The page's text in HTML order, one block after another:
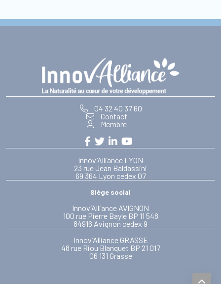
Innov’Alliance LYON
23 rue Jean Baldassini
69 364 Lyon cedex 07
Siège social
Innov’Alliance AVIGNON
100 rue Pierre Bayle BP 11 548
84916 Avignon cedex 9
Innov’Alliance GRASSE
48 rue Riou Blanquet BP 21 017
06 131 Grasse
04 32 40 37 60
Contact
Membre